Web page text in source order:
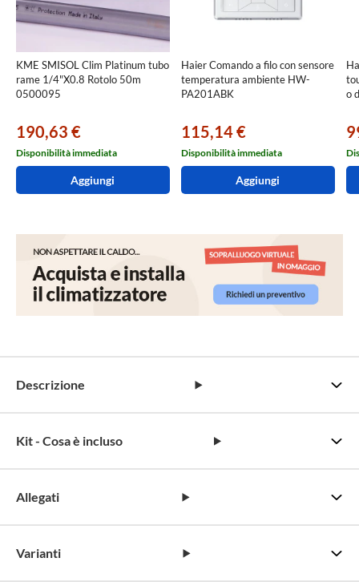
KME SMISOL Clim Platinum tubo
rame 1/4"X0.8 Rotolo 50m
0500095
190,63 €
Disponibilità immediata
Aggiungi
Haier Comando a filo con sensore
temperatura ambiente HW-
PA201ABK
115,14 €
Disponibilità immediata
Aggiungi
o
Descrizione
Kit - Cosa è incluso
Allegati
Varianti